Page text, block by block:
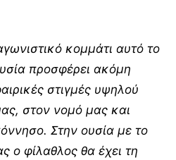
κομμάτι αυτό το
προσφέρει ακόμη
στιγμές υψηλού
στον νομό μας και
Στην ουσία με το
ο φίλαθλος θα έχει τη